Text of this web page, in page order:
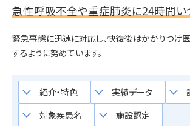
急性呼吸不全や重症肺炎に24時間い
緊急事態に迅速に対応し、快復後はかかりつけ
するように努めています。
keyboard_arrow_down 紹介・特色 keyboard_arrow_down 実績データ keyboard_arrow_down
keyboard_arrow_down 対象疾患名 keyboard_arrow_down 施設認定